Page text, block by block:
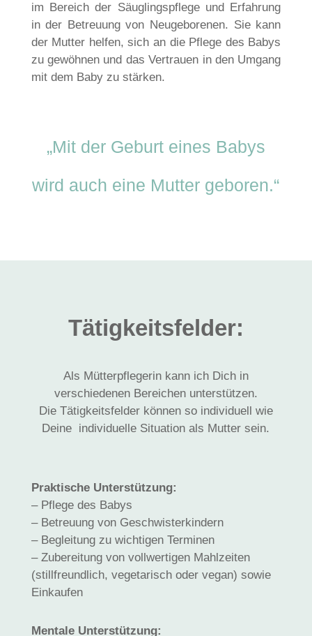
im Bereich der Säuglingspflege und Erfahrung
in der Betreuung von Neugeborenen. Sie kann
der Mutter helfen, sich an die Pflege des Babys
zu gewöhnen und das Vertrauen in den Umgang
mit dem Baby zu stärken.
„Mit der Geburt eines Babys
wird auch eine Mutter geboren.“
Tätigkeitsfelder:
Als Mütterpflegerin kann ich Dich in
verschiedenen Bereichen unterstützen.
Die Tätigkeitsfelder können so individuell wie
Deine individuelle Situation als Mutter sein.
Praktische Unterstützung:
– Pflege des Babys
– Betreuung von Geschwisterkindern
– Begleitung zu wichtigen Terminen
– Zubereitung von vollwertigen Mahlzeiten
(stillfreundlich, vegetarisch oder vegan) sowie
Einkaufen
Mentale Unterstützung: